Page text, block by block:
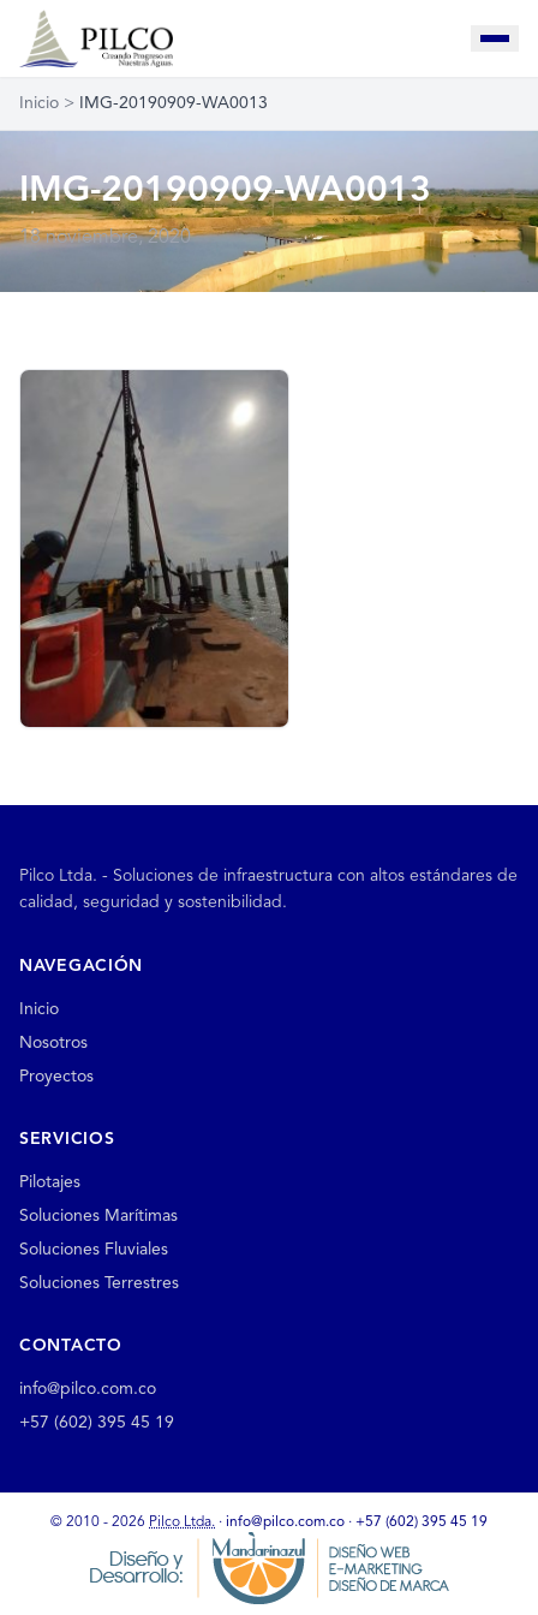
Inicio > IMG-20190909-WA0013
IMG-20190909-WA0013
18 noviembre, 2020
Pilco Ltda. - Soluciones de infraestructura con altos estándares de
calidad, seguridad y sostenibilidad.
NAVEGACIÓN
Inicio
Nosotros
Proyectos
SERVICIOS
Pilotajes
Soluciones Marítimas
Soluciones Fluviales
Soluciones Terrestres
CONTACTO
info@pilco.com.co
+57 (602) 395 45 19
© 2010 - 2026 Pilco Ltda. · info@pilco.com.co · +57 (602) 395 45 19